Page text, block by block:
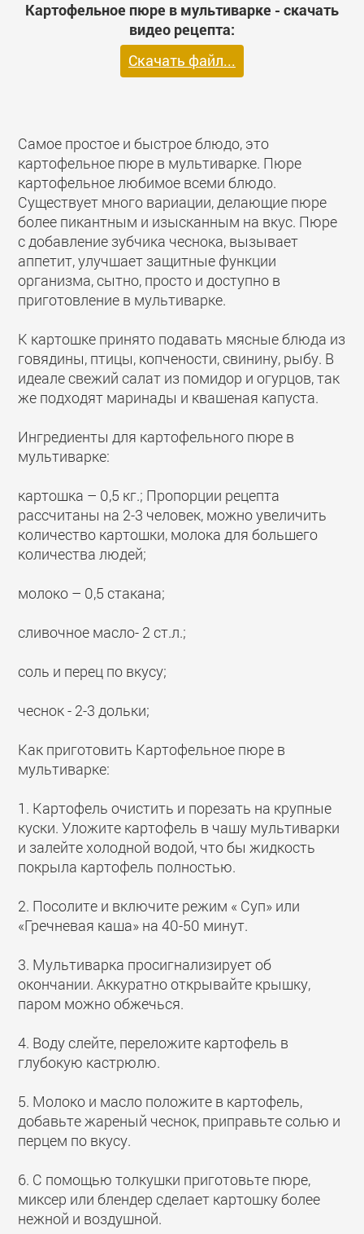
Картофельное пюре в мультиварке - скачать
видео рецепта:
Скачать файл...
Самое простое и быстрое блюдо, это
картофельное пюре в мультиварке. Пюре
картофельное любимое всеми блюдо.
Существует много вариации, делающие пюре
более пикантным и изысканным на вкус. Пюре
с добавление зубчика чеснока, вызывает
аппетит, улучшает защитные функции
организма, сытно, просто и доступно в
приготовление в мультиварке.
К картошке принято подавать мясные блюда из
говядины, птицы, копчености, свинину, рыбу. В
идеале свежий салат из помидор и огурцов, так
же подходят маринады и квашеная капуста.
Ингредиенты для картофельного пюре в
мультиварке:
картошка – 0,5 кг.; Пропорции рецепта
рассчитаны на 2-3 человек, можно увеличить
количество картошки, молока для большего
количества людей;
молоко – 0,5 стакана;
сливочное масло- 2 ст.л.;
соль и перец по вкусу;
чеснок - 2-3 дольки;
Как приготовить Картофельное пюре в
мультиварке:
1. Картофель очистить и порезать на крупные
куски. Уложите картофель в чашу мультиварки
и залейте холодной водой, что бы жидкость
покрыла картофель полностью.
2. Посолите и включите режим « Суп» или
«Гречневая каша» на 40-50 минут.
3. Мультиварка просигнализирует об
окончании. Аккуратно открывайте крышку,
паром можно обжечься.
4. Воду слейте, переложите картофель в
глубокую кастрюлю.
5. Молоко и масло положите в картофель,
добавьте жареный чеснок, приправьте солью и
перцем по вкусу.
6. С помощью толкушки приготовьте пюре,
миксер или блендер сделает картошку более
нежной и воздушной.